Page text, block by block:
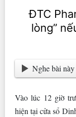
ĐTC
lòng”
Nghe bài này
Vào lúc 12 giờ
hiện tại cửa sổ